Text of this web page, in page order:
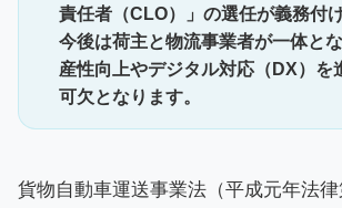
責任者（CLO）」の選任が義務付
今後は荷主と物流事業者が一体と
産性向上やデジタル対応（DX）を
可欠となります。
貨物自動車運送事業法（平成元年法